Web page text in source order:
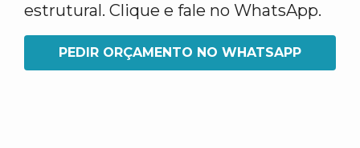
estrutural. Clique e fale no WhatsApp.
PEDIR ORÇAMENTO NO WHATSAPP